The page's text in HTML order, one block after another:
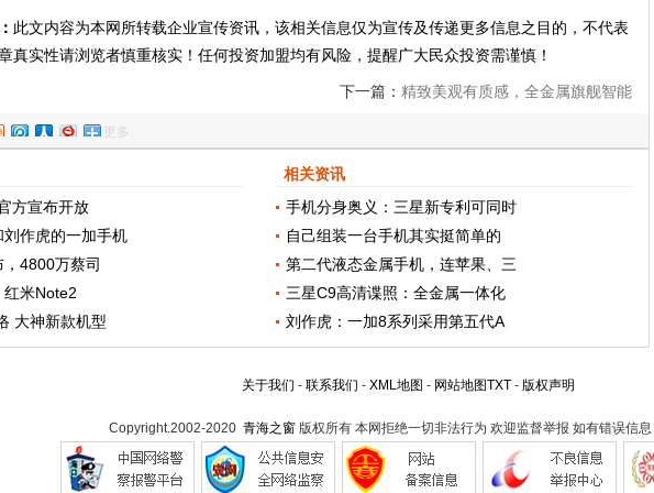
此文内容为本网所转载企业宣传资讯，该相关信息仅为宣传及传递更多信息之目的，不代表
真实性请浏览者慎重核实！任何投资加盟均有风险，提醒广大民众投资需谨慎！
下一篇： 精致美观有质感，全金属旗舰智能
更多
方宣布开放
作虎的一加手机
4800万蔡司
红米Note2
大神新款机型
相关资讯
手机分身奥义：三星新专利可同时
自己组装一台手机其实挺简单的
第二代液态金属手机，连苹果、三
三星C9高清谍照：全金属一体化
刘作虎：一加8系列采用第五代A
关于我们 - 联系我们 - XML地图 - 网站地图TXT- 版权声明
Copyright.2002-2020 青海之窗版权所有 本网拒绝一切非法行为 欢迎监督举报 如有错误信